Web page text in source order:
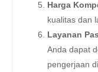
Harga
kualitas dan
Layanan
Anda dapat
pengerjaan